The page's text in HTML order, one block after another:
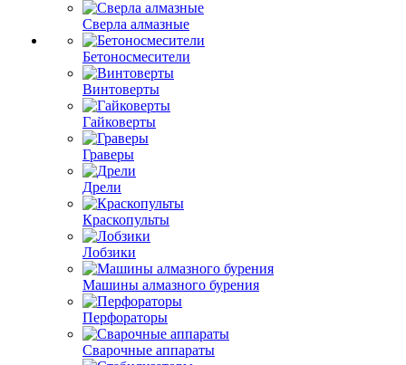
Сверла алмазные
Бетоносмесители
Винтоверты
Гайковерты
Граверы
Дрели
Краскопульты
Лобзики
Машины алмазного бурения
Перфораторы
Сварочные аппараты